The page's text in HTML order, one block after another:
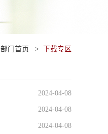
部门首页 > 下载专区
2024-04-08
2024-04-08
2024-04-08